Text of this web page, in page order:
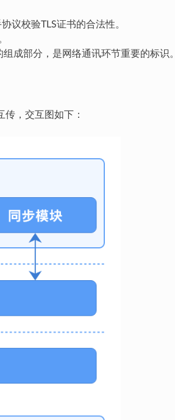
议校验TLS证书的合法性。
成部分，是网络通讯环节重要的标识。
，交互图如下：